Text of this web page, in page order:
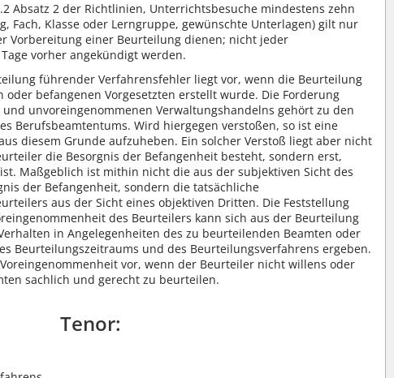
Absatz 2 der Richtlinien, Unterrichtsbesuche mindestens zehn
Fach, Klasse oder Lerngruppe, gewünschte Unterlagen) gilt nur
Vorbereitung einer Beurteilung dienen; nicht jeder
vorher angekündigt werden.
führender Verfahrensfehler liegt vor, wenn die Beurteilung
oder befangenen Vorgesetzten erstellt wurde. Die Forderung
unvoreingenommenen Verwaltungshandelns gehört zu den
Berufsbeamtentums. Wird hiergegen verstoßen, so ist eine
diesem Grunde aufzuheben. Ein solcher Verstoß liegt aber nicht
die Besorgnis der Befangenheit besteht, sondern erst,
Maßgeblich ist mithin nicht die aus der subjektiven Sicht des
der Befangenheit, sondern die tatsächliche
aus der Sicht eines objektiven Dritten. Die Feststellung
des Beurteilers kann sich aus der Beurteilung
in Angelegenheiten des zu beurteilenden Beamten oder
Beurteilungszeitraums und des Beurteilungsverfahrens ergeben.
vor, wenn der Beurteiler nicht willens oder
sachlich und gerecht zu beurteilen.
Tenor: